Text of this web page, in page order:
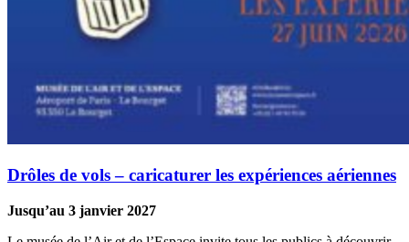
Drôles de vols – caricaturer les expériences aériennes
Jusqu’au 3 janvier 2027